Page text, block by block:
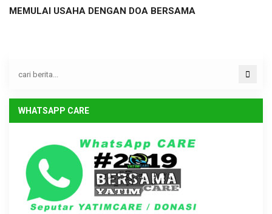
MEMULAI USAHA DENGAN DOA BERSAMA
WHATSAPP CARE